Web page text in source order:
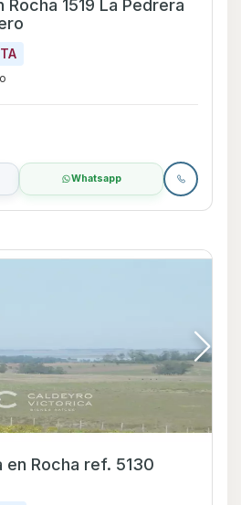
1519 La Pedrera
Whatsapp
en Rocha ref. 5130